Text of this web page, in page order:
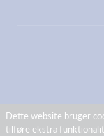
Dette website bruger
tilføre ekstra